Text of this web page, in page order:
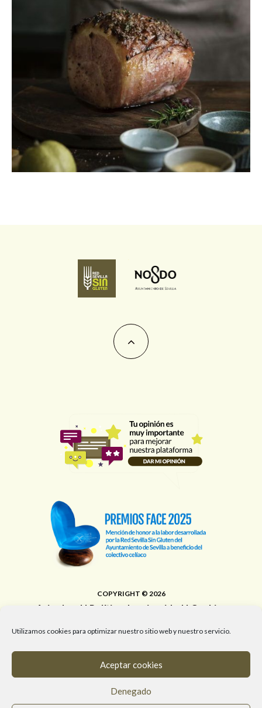
Utilizamos cookies para optimizar nuestro sitio web y nuestro servicio.
Aceptar cookies
Denegado
COPYRIGHT © 2026
Aviso legal| Política de privacidad | Cookies
T. 955 472 903 / M. 682 058 961 / #RedSevillaSinGluten